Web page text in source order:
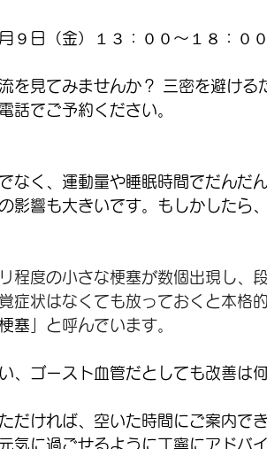
９日（金）１３：００～１８：００
を見てみませんか？ 三密を避ける
話でご予約ください。
なく、運動量や睡眠時間でだんだ
影響も大きいです。もしかしたら
程度の小さな梗塞が数個出現し、
症状はなくても放っておくと本格
塞 」と呼んでいます。
、ゴースト血管だとしても改善は
だければ、空いた時間にご案内で
気に過ごせるように丁寧にアドバ